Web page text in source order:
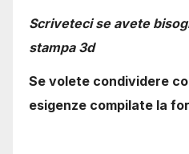
Scriveteci se avete
stampa 3d
Se volete condividere
esigenze compilate la